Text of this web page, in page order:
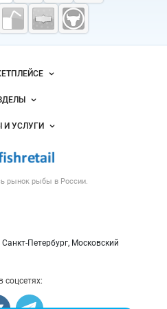
—
рынок рыбы в России.
Петербург, Московский
Fishretail.ru
рекламы
оферта
информация
персональных данных
рынка
Блог
И УСЛУГИ
Рыба
Икра
соцсетях: